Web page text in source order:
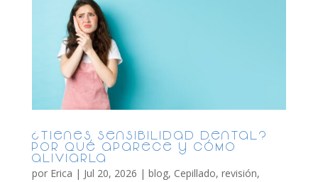
¿Tienes sensibilidad dental?
Por qué aparece y cómo
aliviarla
por Erica | Jul 20, 2026 | blog, Cepillado, revisión,